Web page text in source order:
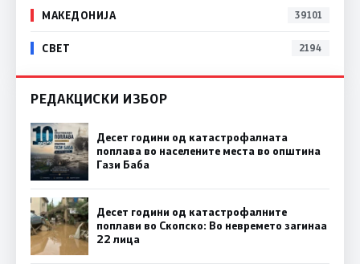
МАКЕДОНИЈА 39101
СВЕТ 2194
РЕДАКЦИСКИ ИЗБОР
Десет години од катастрофалната
поплава во населените места во општина
Гази Баба
Десет години од катастрофалните
поплави во Скопско: Во невремето загинаа
22 лица